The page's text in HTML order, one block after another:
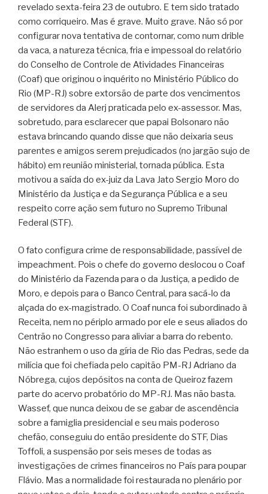
revelado sexta-feira 23 de outubro. E tem sido tratado
como corriqueiro. Mas é grave. Muito grave. Não só por
configurar nova tentativa de contornar, como num drible
da vaca, a natureza técnica, fria e impessoal do relatório
do Conselho de Controle de Atividades Financeiras
(Coaf) que originou o inquérito no Ministério Público do
Rio (MP-RJ) sobre extorsão de parte dos vencimentos
de servidores da Alerj praticada pelo ex-assessor. Mas,
sobretudo, para esclarecer que papai Bolsonaro não
estava brincando quando disse que não deixaria seus
parentes e amigos serem prejudicados (no jargão sujo de
hábito) em reunião ministerial, tornada pública. Esta
motivou a saída do ex-juiz da Lava Jato Sergio Moro do
Ministério da Justiça e da Segurança Pública e a seu
respeito corre ação sem futuro no Supremo Tribunal
Federal (STF).
O fato configura crime de responsabilidade, passível de
impeachment. Pois o chefe do governo deslocou o Coaf
do Ministério da Fazenda para o da Justiça, a pedido de
Moro, e depois para o Banco Central, para sacá-lo da
alçada do ex-magistrado. O Coaf nunca foi subordinado à
Receita, nem no périplo armado por ele e seus aliados do
Centrão no Congresso para aliviar a barra do rebento.
Não estranhem o uso da gíria de Rio das Pedras, sede da
milícia que foi chefiada pelo capitão PM-RJ Adriano da
Nóbrega, cujos depósitos na conta de Queiroz fazem
parte do acervo probatório do MP-RJ. Mas não basta.
Wassef, que nunca deixou de se gabar de ascendência
sobre a famiglia presidencial e seu mais poderoso
chefão, conseguiu do então presidente do STF, Dias
Toffoli, a suspensão por seis meses de todas as
investigações de crimes financeiros no País para poupar
Flávio. Mas a normalidade foi restaurada no plenário por